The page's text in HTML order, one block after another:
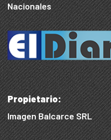
Nacionales
Propietario:
Imagen Balcarce SRL